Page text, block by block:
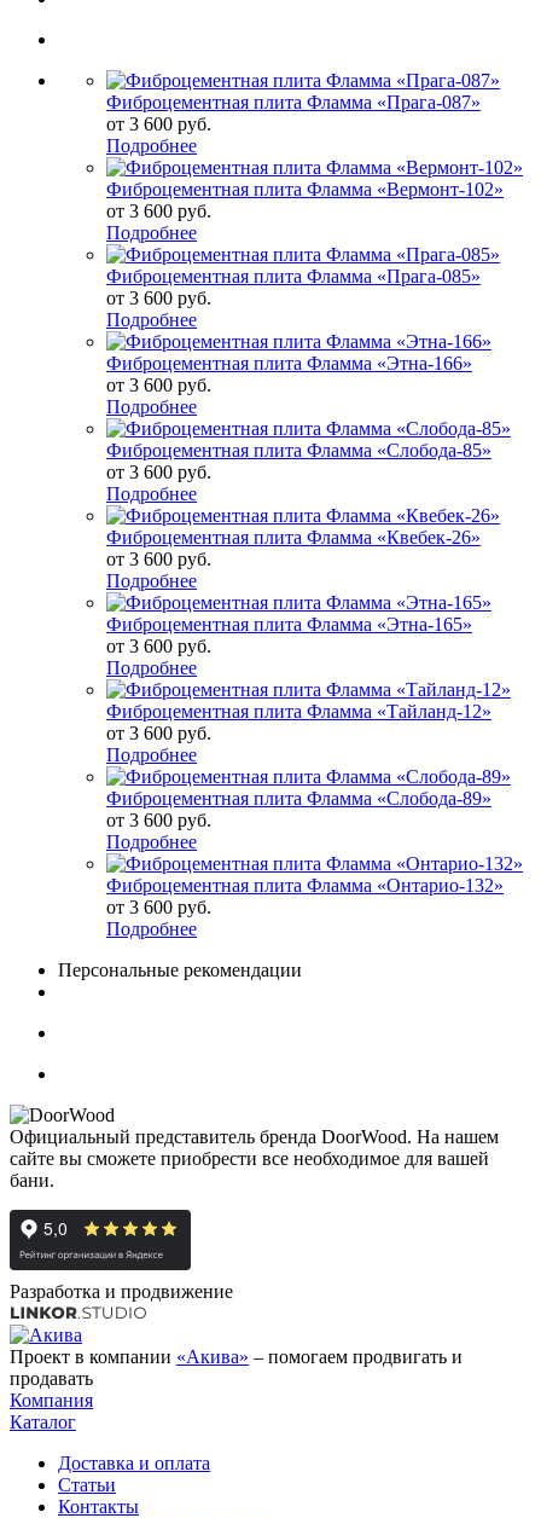
Фиброцементная плита Фламма «Прага-087»
от 3 600 руб.
Подробнее
Фиброцементная плита Фламма «Вермонт-102»
от 3 600 руб.
Подробнее
Фиброцементная плита Фламма «Прага-085»
от 3 600 руб.
Подробнее
Фиброцементная плита Фламма «Этна-166»
от 3 600 руб.
Подробнее
Фиброцементная плита Фламма «Слобода-85»
от 3 600 руб.
Подробнее
Фиброцементная плита Фламма «Квебек-26»
от 3 600 руб.
Подробнее
Фиброцементная плита Фламма «Этна-165»
от 3 600 руб.
Подробнее
Фиброцементная плита Фламма «Тайланд-12»
от 3 600 руб.
Подробнее
Фиброцементная плита Фламма «Слобода-89»
от 3 600 руб.
Подробнее
Фиброцементная плита Фламма «Онтарио-132»
от 3 600 руб.
Подробнее
Персональные рекомендации
Официальный представитель бренда DoorWood. На нашем
сайте вы сможете приобрести все необходимое для вашей
бани.
Разработка и продвижение
Проект в компании «Акива» – помогаем продвигать и
продавать
Компания
Каталог
Доставка и оплата
Статьи
Контакты